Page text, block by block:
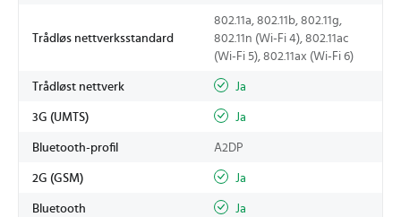
Trådløs nettverksstandard
802.11a, 802.11b, 802.11g,
802.11n (Wi-Fi 4), 802.11ac
(Wi-Fi 5), 802.11ax (Wi-Fi 6)
Trådløst nettverk Ja
3G (UMTS) Ja
Bluetooth-profil A2DP
2G (GSM) Ja
Bluetooth Ja